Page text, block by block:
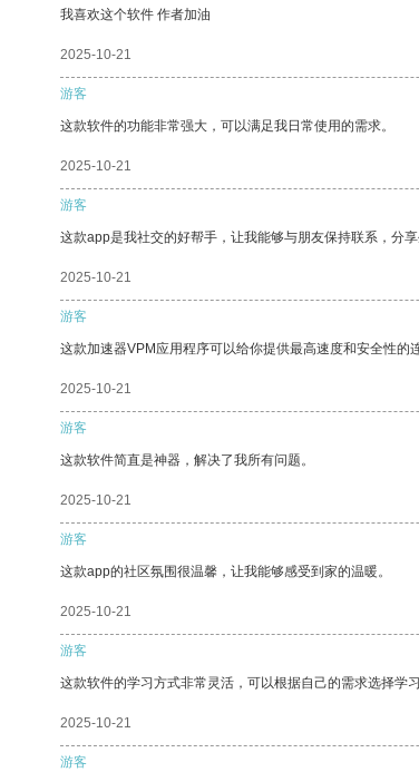
我喜欢这个软件 作者加油
2025-10-21
游客
这款软件的功能非常强大，可以满足我日常使用的需求。
2025-10-21
游客
这款app是我社交的好帮手，让我能够与朋友保持联系，分享
2025-10-21
游客
这款加速器VPM应用程序可以给你提供最高速度和安全性的连
2025-10-21
游客
这款软件简直是神器，解决了我所有问题。
2025-10-21
游客
这款app的社区氛围很温馨，让我能够感受到家的温暖。
2025-10-21
游客
这款软件的学习方式非常灵活，可以根据自己的需求选择学习
2025-10-21
游客